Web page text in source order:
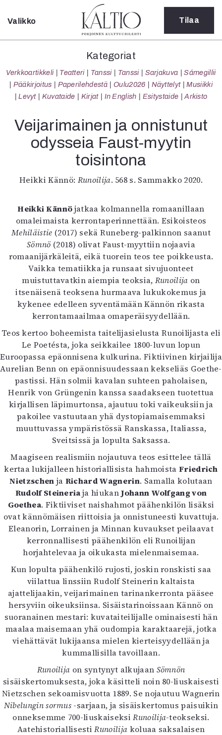
Sulje
Kategoriat
Verkkoartikkeli
Teatteri
Tanssi
Sarjakuva
Sámegillii
Pääkirjoitus
Paperilehdestä
Oulu2026
Näyttelyt
Kuvataide
Kirjat
In English
Esitystaide
Arkisto
Lehdet
4/2026
2–3/2026
1/2026
6/2025
5/2025 saame
5/2025
Lehtiarkisto
Info
Tilaus ja irtonumerot
Yhteistyössä
Toimitus
Mediatiedot
Kaltio ry
Valikko Tilaa
Kategoriat
Verkkoartikkeli Teatteri Tanssi Tanssi Sarjakuva
Sámegillii
Pääkirjoitus
Paperilehdestä Oulu2026 Näyttelyt
Musiikki
Levyt
Kuvataide Kirjat In English Esitystaide Arkisto
Veijarimainen ja onnistunut
odysseia Faust-myytin
toisintona
Heikki Kännö: Runoilija. 568 s. Sammakko 2020.
Heikki Kännöjatkaa kolmannella romaanillaan
omaleimaista kerrontaperinnettään. Esikoisteos
Mehiläistie (2017) sekä Runeberg-palkinnon saanut
Sömnö (2018) olivat Faust-myyttiin nojaavia
romaanijärkäleitä, eikä tuorein teos tee poikkeusta.
Vaikka tematiikka ja runsaat sivujuonteet
muistuttavatkin aiempia teoksia, Runoilija on
itsenäisenä teoksena hurmaava lukukokemus ja
kykenee edelleen syventämään Kännön rikasta
kerrontamaailmaa omaperäisyydellään.
Teos kertoo boheemista taitelijasielusta Runoilijasta eli
Le Poetésta, joka seikkailee 1800-luvun lopun
Euroopassa epäonnisena kulkurina. Fiktiivinen kirjailija
Aurelian Benn on epäonnisuudessaan kekseliäs Goethe-
pastissi. Hän solmii kavalan suhteen paholaisen,
Henrik von Grüngenin kanssa saadakseen tuotettua
kirjallisen läpimurtonsa, ajautuu toki vaikeuksiin ja
pakoilee vastuutaan yhä dystopiamaisemmaksi
muuttuvassa ympäristössä Ranskassa, Italiassa,
Sveitsissä ja lopulta Saksassa.
Maagiseen realismiin nojautuva teos esittelee tällä
kertaa lukijalleen historiallisista hahmoista Friedrich
Nietzschen ja Richard Wagnerin. Samalla kolutaan
Rudolf Steineriaja hiukanJohann Wolfgang von
Goethea. Fiktiiviset naishahmot päähenkilön lisäksi
ovat kännömäisen riittoisia ja onnistuneesti kuvattuja.
Eleanorin, Lorrainen ja Minnan kuvaukset peilaavat
kerronnallisesti päähenkilön eli Runoilijan
horjahtelevaa ja oikukasta mielenmaisemaa.
Kun lopulta päähenkilö rujosti, joskin ronskisti saa
viilattua linssiin Rudolf Steinerin kaltaista
ajattelijaakin, veijarimainen tarinankerronta pääsee
hersyviin oikeuksiinsa. Sisäistarinoissaan Kännö on
suoranainen mestari: kuvataiteilijalle ominaisesti hän
maalaa maisemaan yhä oudompia karaktaarejä, jotka
viehättävät lukijaansa mielen kierteisyydellään ja
kummallisilla tavoillaan.
Runoilija on syntynyt alkujaan Sömnön
sisäiskertomuksesta, joka käsitteli noin 80-liuskaisesti
Nietzschen sekoamisvuotta 1889. Se nojautuu Wagnerin
Nibelungin sormus -sarjaan, ja sisäiskertomus paisuikin
onneksemme 700-liuskaiseksiRunoilija-teokseksi.
AatehistoriallisestiRunoilija koluaa saksalaisen